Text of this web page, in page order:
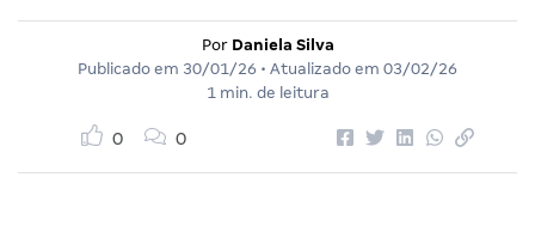
Por Daniela Silva
Publicado em 30/01/26 • Atualizado em 03/02/26
1 min. de leitura
0 0